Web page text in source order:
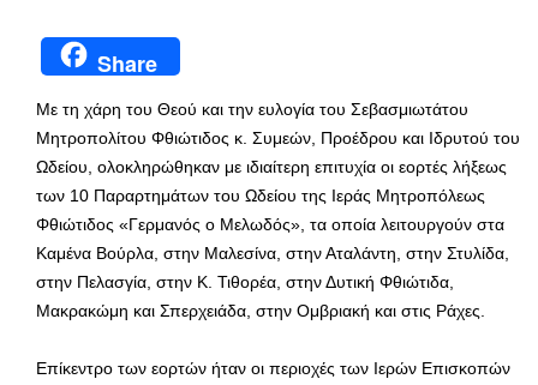
Share
Με τη χάρη του Θεού και την ευλογία του Σεβασμιωτάτου
Μητροπολίτου Φθιώτιδος κ. Συμεών, Προέδρου και Ιδρυτού του
Ωδείου, ολοκληρώθηκαν με ιδιαίτερη επιτυχία οι εορτές λήξεως
των 10 Παραρτημάτων του Ωδείου της Ιεράς Μητροπόλεως
Φθιώτιδος «Γερμανός ο Μελωδός», τα οποία λειτουργούν στα
Καμένα Βούρλα, στην Μαλεσίνα, στην Αταλάντη, στην Στυλίδα,
στην Πελασγία, στην Κ. Τιθορέα, στην Δυτική Φθιώτιδα,
Μακρακώμη και Σπερχειάδα, στην Ομβριακή και στις Ράχες.
Επίκεντρο των εορτών ήταν οι περιοχές των Ιερών Επισκοπών